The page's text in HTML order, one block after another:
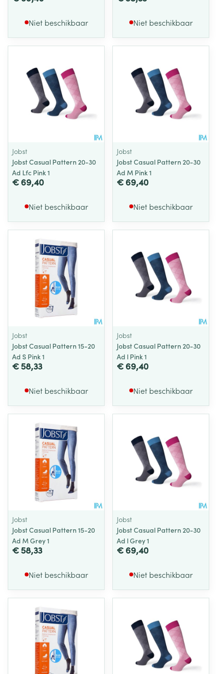
Niet beschikbaar Niet beschikbaar
Jobst
Jobst Casual Pattern 20-30
Ad Lfc Pink 1
€ 69,40
Niet beschikbaar
Jobst
Jobst Casual Pattern 20-30
Ad M Pink 1
€ 69,40
Niet beschikbaar
Jobst
Jobst Casual Pattern 15-20
Ad S Pink 1
€ 58,33
Niet beschikbaar
Jobst
Jobst Casual Pattern 20-30
Ad l Pink 1
€ 69,40
Niet beschikbaar
Jobst
Jobst Casual Pattern 15-20
Ad M Grey 1
€ 58,33
Niet beschikbaar
Jobst
Jobst Casual Pattern 20-30
Ad l Grey 1
€ 69,40
Niet beschikbaar